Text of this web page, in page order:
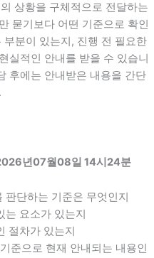
상황을 구체적으로 전달하는
묻기보다 어떤 기준으로 확인
분이 있는지, 진행 전 필요한
실적인 안내를 받을 수 있습니
후에는 안내받은 내용을 간단
년07월08일 14시24분
판단하는 기준은 무엇인지
는 요소가 있는지
절차가 있는지
준으로 현재 안내되는 내용인